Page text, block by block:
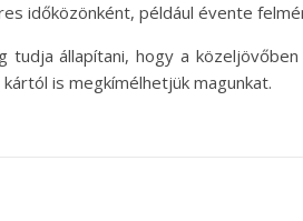
időközönként, például évente
tudja állapítani, hogy a
is megkímélhetjük magunkat.